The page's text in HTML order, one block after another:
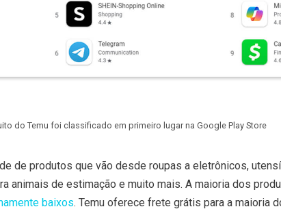
do Temu foi classificado em primeiro lugar na Google Play Store
de produtos que vão desde roupas a eletrônicos,
animais de estimação e muito mais. A maioria dos
baixos. Temu oferece frete grátis para a maioria